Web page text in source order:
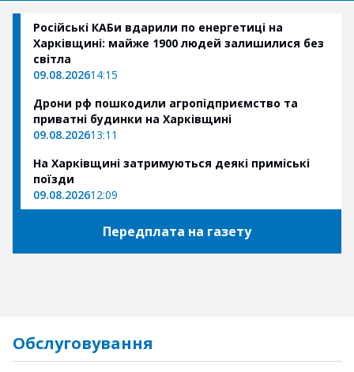
Російські КАБи вдарили по енергетиці на
Харківщині: майже 1900 людей залишилися без
світла
09.08.202614:15
Дрони рф пошкодили агропідприємство та
приватні будинки на Харківщині
09.08.202613:11
На Харківщині затримуються деякі приміські
поїзди
09.08.202612:09
Передплата на газету
Обслуговування